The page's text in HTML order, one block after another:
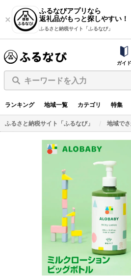
ふるなびアプリなら
返礼品がもっと探しやすい！
ふるさと納税サイト「ふるなび」
ガイド
キーワードを入力
ランキング 地域一覧 カテゴリ 特集
ふるさと納税サイト「ふるなび」 地域で